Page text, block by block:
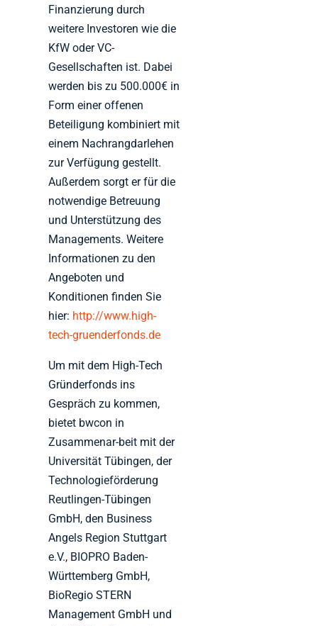
Finanzierung durch
weitere Investoren wie die
KfW oder VC-
Gesellschaften ist. Dabei
werden bis zu 500.000€ in
Form einer offenen
Beteiligung kombiniert mit
einem Nachrangdarlehen
zur Verfügung gestellt.
Außerdem sorgt er für die
notwendige Betreuung
und Unterstützung des
Managements. Weitere
Informationen zu den
Angeboten und
Konditionen finden Sie
hier: http://www.high-
tech-gruenderfonds.de
Um mit dem High-Tech
Gründerfonds ins
Gespräch zu kommen,
bietet bwcon in
Zusammenar-beit mit der
Universität Tübingen, der
Technologieförderung
Reutlingen-Tübingen
GmbH, den Business
Angels Region Stuttgart
e.V., BIOPRO Baden-
Württemberg GmbH,
BioRegio STERN
Management GmbH und